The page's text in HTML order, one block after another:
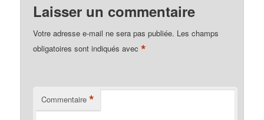
Laisser un commentaire
Votre adresse e-mail ne sera pas publiée. Les champs
obligatoires sont indiqués avec*
Commentaire *